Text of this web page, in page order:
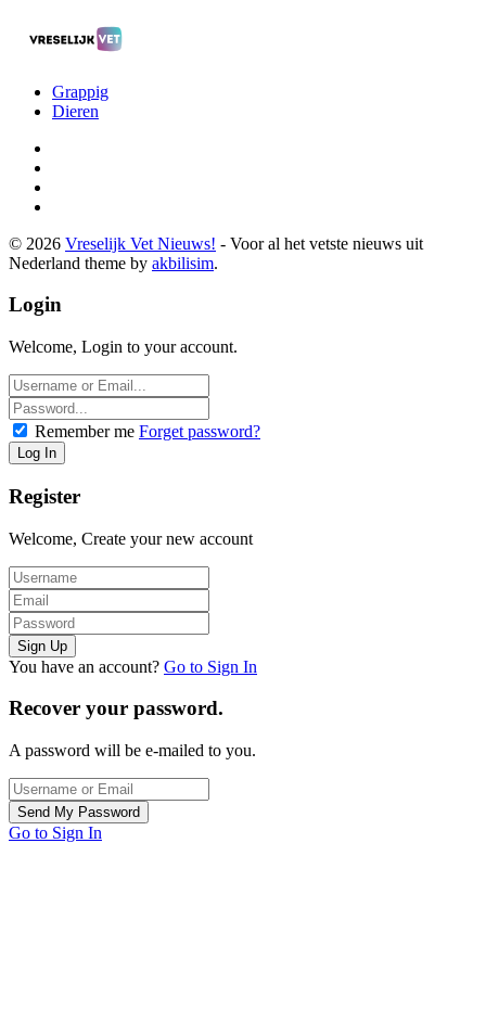
Grappig
Dieren
© 2026 Vreselijk Vet Nieuws! - Voor al het vetste nieuws uit
Nederland theme by akbilisim.
Login
Welcome, Login to your account.
Remember me Forget password?
Register
Welcome, Create your new account
You have an account? Go to Sign In
Recover your password.
A password will be e-mailed to you.
Go to Sign In